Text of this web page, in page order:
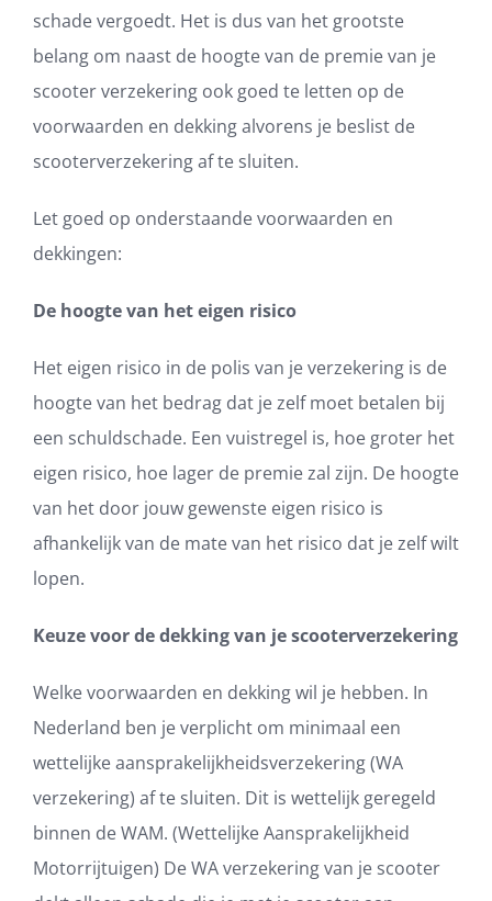
schade vergoedt. Het is dus van het grootste
belang om naast de hoogte van de premie van je
scooter verzekering ook goed te letten op de
voorwaarden en dekking alvorens je beslist de
scooterverzekering af te sluiten.
Let goed op onderstaande voorwaarden en
dekkingen:
De hoogte van het eigen risico
Het eigen risico in de polis van je verzekering is de
hoogte van het bedrag dat je zelf moet betalen bij
een schuldschade. Een vuistregel is, hoe groter het
eigen risico, hoe lager de premie zal zijn. De hoogte
van het door jouw gewenste eigen risico is
afhankelijk van de mate van het risico dat je zelf wilt
lopen.
Keuze voor de dekking van je scooterverzekering
Welke voorwaarden en dekking wil je hebben. In
Nederland ben je verplicht om minimaal een
wettelijke aansprakelijkheidsverzekering (WA
verzekering) af te sluiten. Dit is wettelijk geregeld
binnen de WAM. (Wettelijke Aansprakelijkheid
Motorrijtuigen) De WA verzekering van je scooter